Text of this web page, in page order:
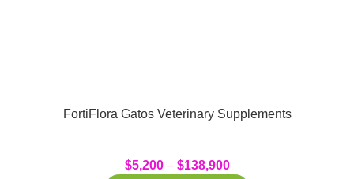
FortiFlora Gatos Veterinary Supplements
$5,200– $138,900